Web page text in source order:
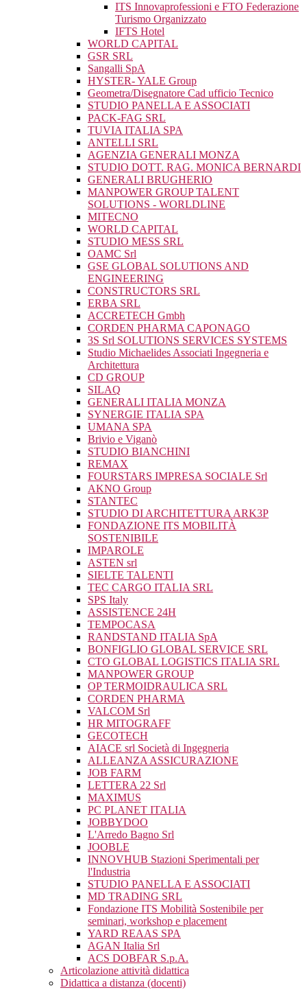
ITS Innovaprofessioni e FTO Federazione
Turismo Organizzato
IFTS Hotel
WORLD CAPITAL
GSR SRL
Sangalli SpA
HYSTER- YALE Group
Geometra/Disegnatore Cad ufficio Tecnico
STUDIO PANELLA E ASSOCIATI
PACK-FAG SRL
TUVIA ITALIA SPA
ANTELLI SRL
AGENZIA GENERALI MONZA
STUDIO DOTT. RAG. MONICA BERNARDI
GENERALI BRUGHERIO
MANPOWER GROUP TALENT
SOLUTIONS - WORLDLINE
MITECNO
WORLD CAPITAL
STUDIO MESS SRL
OAMC Srl
GSE GLOBAL SOLUTIONS AND
ENGINEERING
CONSTRUCTORS SRL
ERBA SRL
ACCRETECH Gmbh
CORDEN PHARMA CAPONAGO
3S Srl SOLUTIONS SERVICES SYSTEMS
Studio Michaelides Associati Ingegneria e
Architettura
CD GROUP
SILAQ
GENERALI ITALIA MONZA
SYNERGIE ITALIA SPA
UMANA SPA
Brivio e Viganò
STUDIO BIANCHINI
REMAX
FOURSTARS IMPRESA SOCIALE Srl
AKNO Group
STANTEC
STUDIO DI ARCHITETTURA ARK3P
FONDAZIONE ITS MOBILITÀ
SOSTENIBILE
IMPAROLE
ASTEN srl
SIELTE TALENTI
TEC CARGO ITALIA SRL
SPS Italy
ASSISTENCE 24H
TEMPOCASA
RANDSTAND ITALIA SpA
BONFIGLIO GLOBAL SERVICE SRL
CTO GLOBAL LOGISTICS ITALIA SRL
MANPOWER GROUP
OP TERMOIDRAULICA SRL
CORDEN PHARMA
VALCOM Srl
HR MITOGRAFF
GECOTECH
AIACE srl Società di Ingegneria
ALLEANZA ASSICURAZIONE
JOB FARM
LETTERA 22 Srl
MAXIMUS
PC PLANET ITALIA
JOBBYDOO
L'Arredo Bagno Srl
JOOBLE
INNOVHUB Stazioni Sperimentali per
l'Industria
STUDIO PANELLA E ASSOCIATI
MD TRADING SRL
Fondazione ITS Mobilità Sostenibile per
seminari, workshop e placement
YARD REAAS SPA
AGAN Italia Srl
ACS DOBFAR S.p.A.
Articolazione attività didattica
Didattica a distanza (docenti)